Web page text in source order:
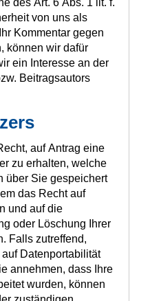
von uns als
Kommentar gegen
können wir dafür
ein Interesse an der
Beitragsautors
auf Antrag eine
zu erhalten, welche
über Sie gespeichert
das Recht auf
und auf die
oder Löschung Ihrer
Falls zutreffend,
Datenportabilität
annehmen, dass Ihre
wurden, können